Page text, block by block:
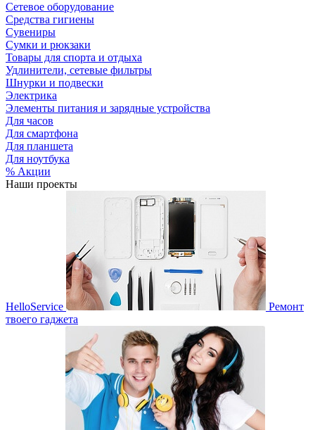
Сетевое оборудование
Средства гигиены
Сувениры
Сумки и рюкзаки
Товары для спорта и отдыха
Удлинители, сетевые фильтры
Шнурки и подвески
Электрика
Элементы питания и зарядные устройства
Для часов
Для смартфона
Для планшета
Для ноутбука
% Акции
Наши проекты
HelloService
Ремонт
твоего гаджета